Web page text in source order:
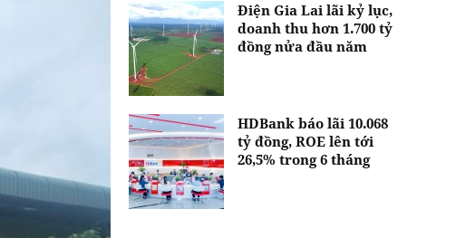
Điện Gia Lai lãi kỷ lục,
doanh thu hơn 1.700 tỷ
đồng nửa đầu năm
HDBank báo lãi 10.068
tỷ đồng, ROE lên tới
26,5% trong 6 tháng